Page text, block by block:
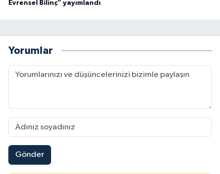
Evrensel Bilinç” yayımlandı
Yorumlar
Gönder